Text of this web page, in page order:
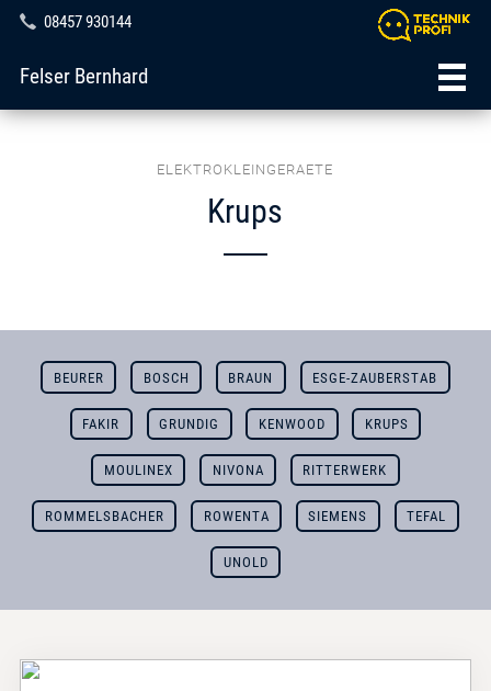
08457 930144
Felser Bernhard
ELEKTROKLEINGERAETE
Krups
BEURER BOSCH BRAUN ESGE-ZAUBERSTAB
FAKIR GRUNDIG KENWOOD KRUPS
MOULINEX NIVONA RITTERWERK
ROMMELSBACHER ROWENTA SIEMENS TEFAL
UNOLD